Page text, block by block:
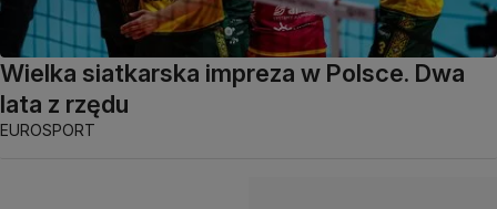
Wielka siatkarska impreza w Polsce. Dwa
lata z rzędu
EUROSPORT